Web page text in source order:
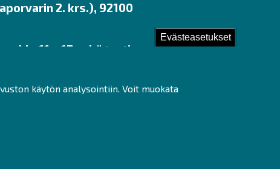
Evästeasetukset
käytön analysointiin. Voit muokata
2. krs.), 92100
klo 11 – 17 sekä tunti